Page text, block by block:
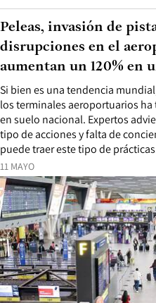
11 MAYO
Si bien es una tendencia
los terminales aeroportuarios
en suelo nacional. Expertos
tipo de acciones y falta de
puede traer este tipo de
Peleas, invasión de
disrupciones en el
aumentan un 120% en